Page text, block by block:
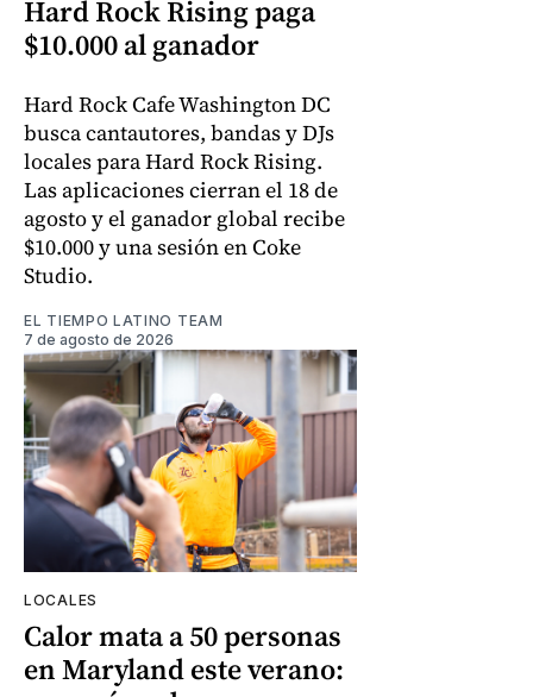
Hard Rock Rising paga
$10.000 al ganador
Hard Rock Cafe Washington DC
busca cantautores, bandas y DJs
locales para Hard Rock Rising.
Las aplicaciones cierran el 18 de
agosto y el ganador global recibe
$10.000 y una sesión en Coke
Studio.
EL TIEMPO LATINO TEAM
7 de agosto de 2026
LOCALES
Calor mata a 50 personas
en Maryland este verano: